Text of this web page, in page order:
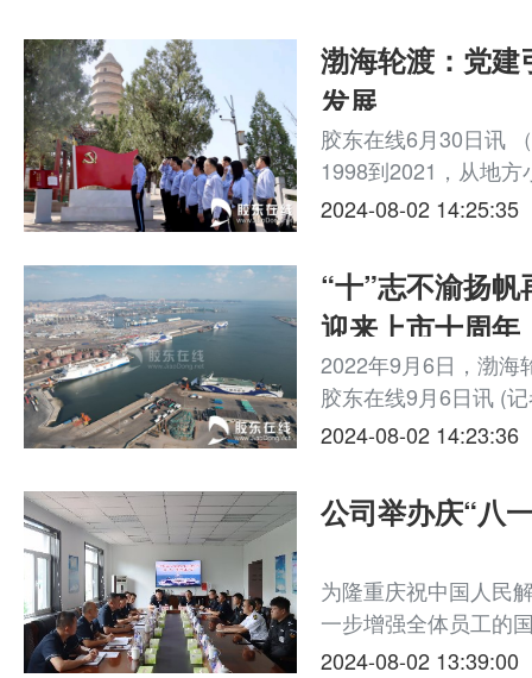
渤海轮渡：党建
发展
胶东在线6月30日讯
1998到2021，从地
“船舶航行到哪里，党
多年凤凰涅槃的...
2024-08-02 14:25:35
“十”志不渝扬
迎来上市十周年
2022年9月6日，渤海
胶东在线9月6日讯 (
洪言 石泽鑫)9月6日
迎来挂牌上市10周...
2024-08-02 14:23:36
公司举办庆“八
为隆重庆祝中国人民
一步增强全体员工的
军人在公司高质量发
2024-08-02 13:39:00